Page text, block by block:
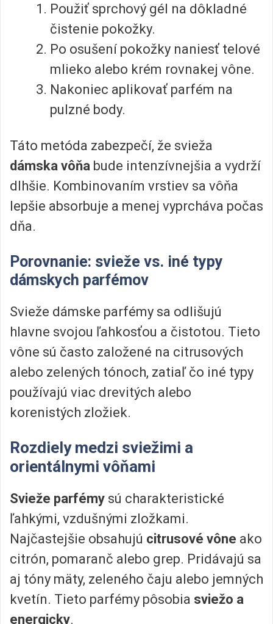
Použiť sprchový gél na dôkladné
čistenie pokožky.
Po osušení pokožky naniesť telové
mlieko alebo krém rovnakej vône.
Nakoniec aplikovať parfém na
pulzné body.
Táto metóda zabezpečí, že svieža
dámska vôňa bude intenzívnejšia a vydrží
dlhšie. Kombinovaním vrstiev sa vôňa
lepšie absorbuje a menej vyprcháva počas
dňa.
Porovnanie: svieže vs. iné typy
dámskych parfémov
Svieže dámske parfémy sa odlišujú
hlavne svojou ľahkosťou a čistotou. Tieto
vône sú často založené na citrusových
alebo zelených tónoch, zatiaľ čo iné typy
používajú viac drevitých alebo
korenistých zložiek.
Rozdiely medzi sviežimi a
orientálnymi vôňami
Svieže parfémy sú charakteristické
ľahkými, vzdušnými zložkami.
Najčastejšie obsahujú citrusové vône ako
citrón, pomaranč alebo grep. Pridávajú sa
aj tóny mäty, zeleného čaju alebo jemných
kvetín. Tieto parfémy pôsobia sviežo a
energicky.